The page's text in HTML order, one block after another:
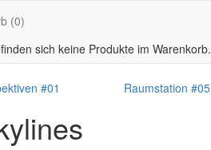
(0)
sich keine Produkte im Warenkorb.
#01
Raumstation #05